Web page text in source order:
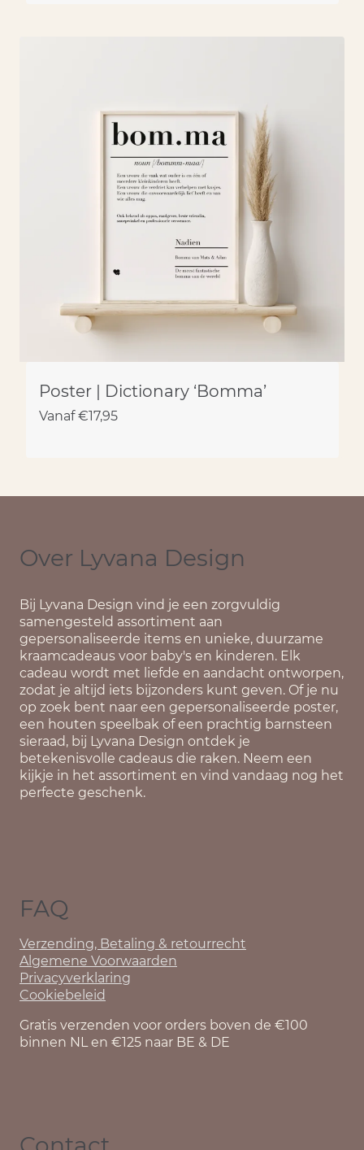
Poster | Dictionary ‘Bomma’
Vanaf €17,95
Over Lyvana Design
Bij Lyvana Design vind je een zorgvuldig
samengesteld assortiment aan
gepersonaliseerde items en unieke, duurzame
kraamcadeaus voor baby's en kinderen. Elk
cadeau wordt met liefde en aandacht ontworpen,
zodat je altijd iets bijzonders kunt geven. Of je nu
op zoek bent naar een gepersonaliseerde poster,
een houten speelbak of een prachtig barnsteen
sieraad, bij Lyvana Design ontdek je
betekenisvolle cadeaus die raken. Neem een
kijkje in het assortiment en vind vandaag nog het
perfecte geschenk.
FAQ
Verzending, Betaling & retourrecht
Algemene Voorwaarden
Privacyverklaring
Cookiebeleid
Gratis verzenden voor orders boven de €100
binnen NL en €125 naar BE & DE